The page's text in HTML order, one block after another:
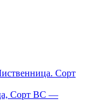
Сорт
Сорт ВС —